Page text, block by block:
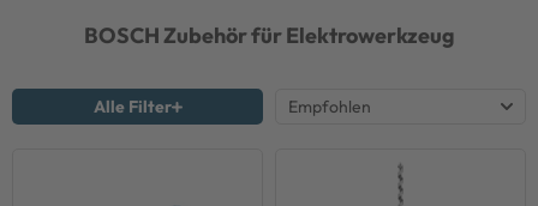
BOSCHZubehör für Elektrowerkzeug
Alle Filter